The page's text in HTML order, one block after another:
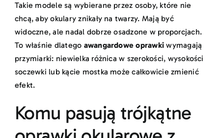
Takie modele są wybierane przez osoby, które nie
chcą, aby okulary znikały na twarzy. Mają być
widoczne, ale nadal dobrze osadzone w proporcjach.
To właśnie dlatego awangardowe oprawki wymagają
przymiarki: niewielka różnica w szerokości, wysokości
soczewki lub kącie mostka może całkowicie zmienić
efekt.
Komu pasują trójkątne